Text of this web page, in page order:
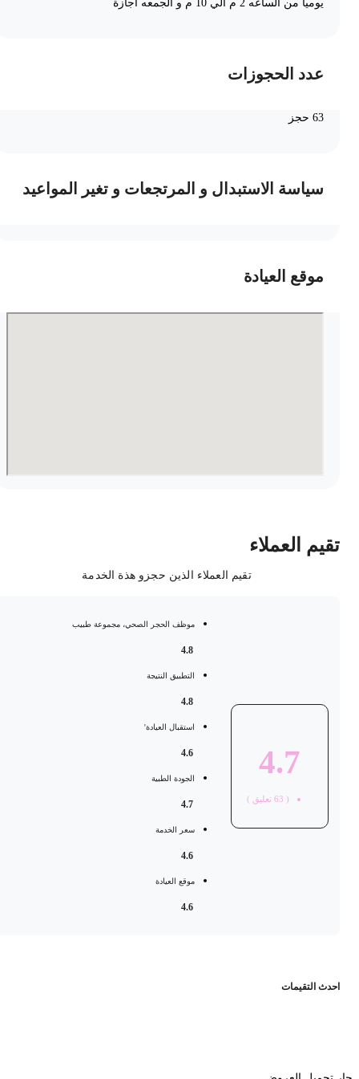
يوميا من الساعه 2 م الي 10 م و الجمعه اجازة
عدد الحجوزات
سياسة الاستبدال و المرتجعات و تغير المواعيد
موقع العيادة
العملاء
تقيم العملاء الذين حجزو هذة الخدمة
4.7
63 تعليق )
موظف الحجر الصحي، مجموعة طبيب
التطبيق النتيجة
استقبال العيادة'
الجودة الطبية
سعر الخدمة
موقع العيادة
التقيمات